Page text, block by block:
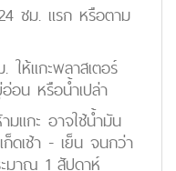
ชม. แรก หรือตาม
กะพลาสเตอร์
อน หรือน้ำเปล่า
ะ อาจใช้น้ำมัน
ดเช้า - เย็น จนกว่า
ะมาณ 1 สัปดาห์